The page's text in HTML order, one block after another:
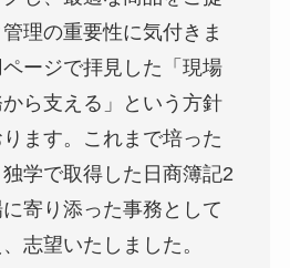
理の重要性に気付きま
ージで拝見した「現場
ら支える」という方針
ます。これまで培った
学で取得した日商簿記2
寄り添った事務として
志望いたしました。